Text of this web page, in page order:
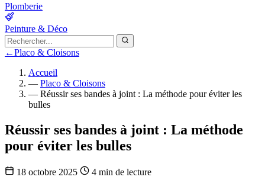
Plomberie
Peinture & Déco
←Placo & Cloisons
Accueil
— Placo & Cloisons
— Réussir ses bandes à joint : La méthode pour éviter les
bulles
Réussir ses bandes à joint : La méthode
pour éviter les bulles
18 octobre 2025
4 min de lecture